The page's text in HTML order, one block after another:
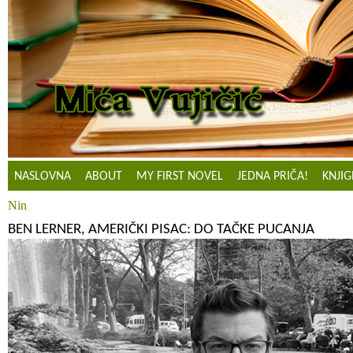
NASLOVNA ABOUT MY FIRST NOVEL JEDNA PRIČA!
Nin
BEN LERNER, AMERIČKI PISAC: DO TAČKE PUCANJA